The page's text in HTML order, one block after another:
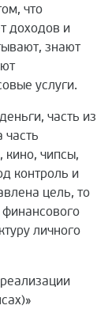
что
доходов и
знают
услуги.
часть из
часть
кино, чипсы,
контроль и
цель, то
личного